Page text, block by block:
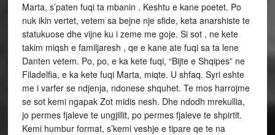
Marta, s’paten fuqi ta mbanin . Keshtu e kane poetet. Po
nuk ikin vertet, vetem sa bejne nje sfide, keta anarshiste te
statukuose dhe vijne ku i zeme me goje. Si sot , ne kete
takim miqsh e familjaresh , qe e kane ate fuqi sa ta lene
Danten vetem. Po, po, e ka kete fuqi, “Bijte e Shqipes” ne
Filadelfia, e ka kete fuqi Marta, miqte. U shfaq. Syri eshte
me i varfer se ndjenja, ndonese shquhet. Te mos harrojme
se sot kemi ngapak Zot midis nesh. Dhe ndodh mrekullia,
jo permes fjaleve te ungjillit, po permes fjaleve te shpirtit.
Kemi humbur format, s’kemi veshje e tipare qe te na